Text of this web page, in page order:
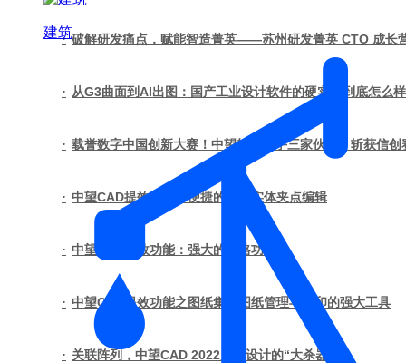
建筑
· 破解研发痛点，赋能智造菁英——苏州研发菁英 CTO 成长
· 从G3曲面到AI出图：国产工业设计软件的硬实力到底怎么
· 载誉数字中国创新大赛！中望软件携手三家伙伴，斩获信创
· 中望CAD提效功能：便捷的三维实体夹点编辑
· 中望CAD提效功能：强大的表格功能
· 中望CAD提效功能之图纸集：图纸管理与打印的强大工具
· 关联阵列，中望CAD 2022灵活设计的“大杀器”